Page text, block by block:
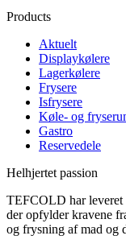
Products
Aktuelt
Displaykølere
Lagerkølere
Frysere
Isfrysere
Køle- og
Gastro
Reservedele
Helhjertet passion
TEFCOLD har leveret
der opfylder kravene
og frysning af mad og